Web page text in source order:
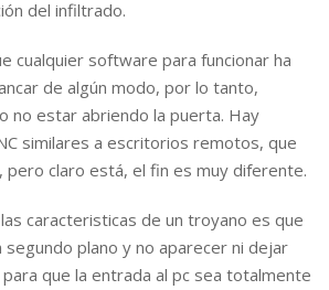
del infiltrado.
cualquier software para funcionar ha
de algún modo, por lo tanto,
no estar abriendo la puerta. Hay
similares a escritorios remotos, que
pero claro está, el fin es muy diferente.
caracteristicas de un troyano es que
plano y no aparecer ni dejar
que la entrada al pc sea totalmente